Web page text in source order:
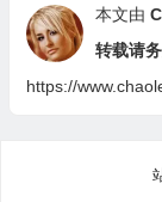
本文由
转载请
https://